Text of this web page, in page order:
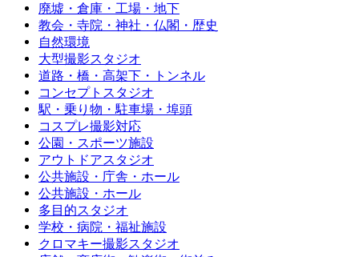
廃墟・倉庫・工場・地下
教会・寺院・神社・仏閣・歴史
自然環境
大型撮影スタジオ
道路・橋・高架下・トンネル
コンセプトスタジオ
駅・乗り物・駐車場・埠頭
コスプレ撮影対応
公園・スポーツ施設
アウトドアスタジオ
公共施設・庁舎・ホール
公共施設・ホール
多目的スタジオ
学校・病院・福祉施設
クロマキー撮影スタジオ